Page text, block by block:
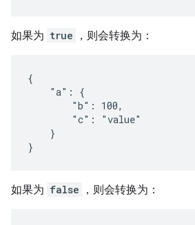
如果为 true ，则会转换为：
{
    "a": {
        "b": 100,
        "c": "value"
    }
}
如果为 false ，则会转换为：